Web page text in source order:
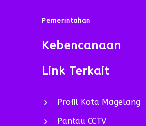
Pemerintahan
Kebencanaan
Link Terkait
Profil Kota Magelang
Pantau CCTV